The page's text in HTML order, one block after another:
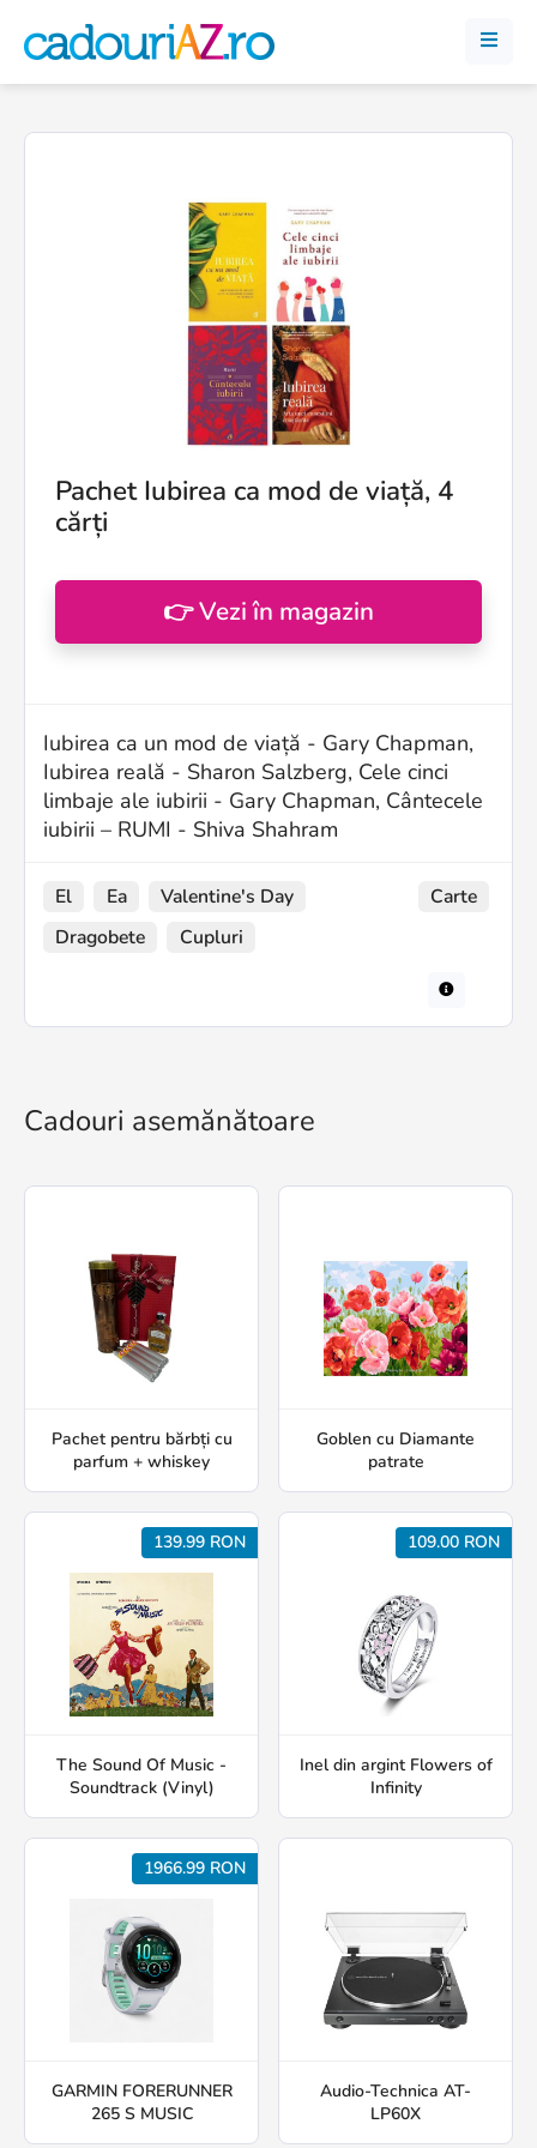
Pachet Iubirea ca mod de viață, 4
cărți
👉 Vezi în magazin
Iubirea ca un mod de viață - Gary Chapman,
Iubirea reală - Sharon Salzberg, Cele cinci
limbaje ale iubirii - Gary Chapman, Cântecele
iubirii – RUMI - Shiva Shahram
El Ea
Valentine's Day
Dragobete
Cupluri
Carte
Cadouri asemănătoare
Pachet pentru bărbți cu
parfum + whiskey
Goblen cu Diamante
patrate
139.99 RON
The Sound Of Music -
Soundtrack (Vinyl)
109.00 RON
Inel din argint Flowers of
Infinity
1966.99 RON
GARMIN FORERUNNER
265 S MUSIC
Audio-Technica AT-
LP60X